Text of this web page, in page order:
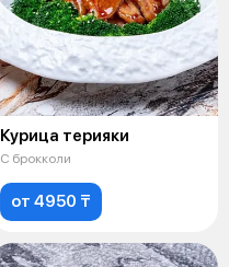
Курица терияки
С брокколи
от 4950 ₸